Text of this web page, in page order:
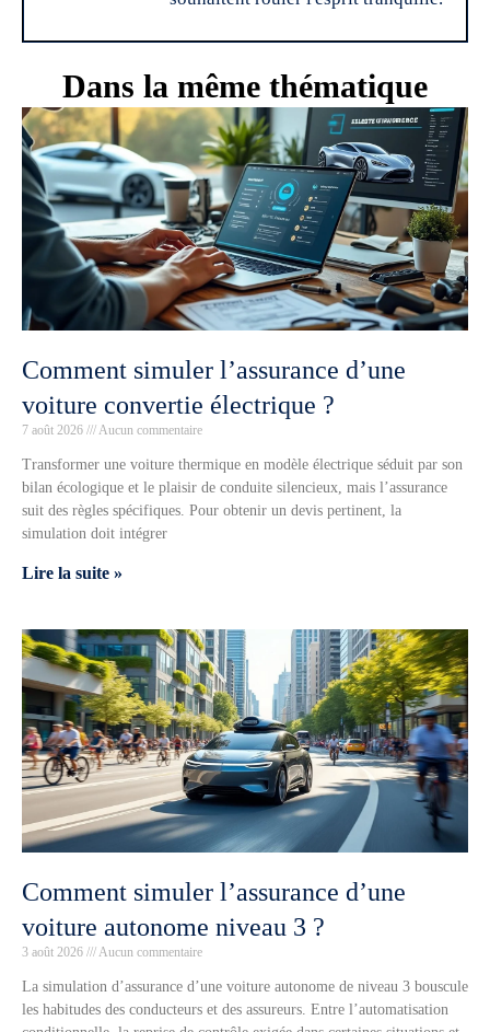
Dans la même thématique
Comment simuler l’assurance d’une
voiture convertie électrique ?
7 août 2026 Aucun commentaire
Transformer une voiture thermique en modèle électrique séduit par son
bilan écologique et le plaisir de conduite silencieux, mais l’assurance
suit des règles spécifiques. Pour obtenir un devis pertinent, la
simulation doit intégrer
Lire la suite »
Comment simuler l’assurance d’une
voiture autonome niveau 3 ?
3 août 2026 Aucun commentaire
La simulation d’assurance d’une voiture autonome de niveau 3 bouscule
les habitudes des conducteurs et des assureurs. Entre l’automatisation